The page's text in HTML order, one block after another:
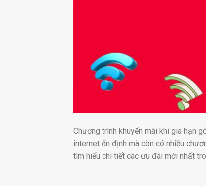
Chương trình khuyến mãi khi gia hạn
internet ổn định mà còn có nhiều
tìm hiểu chi tiết các ưu đãi mới nhất